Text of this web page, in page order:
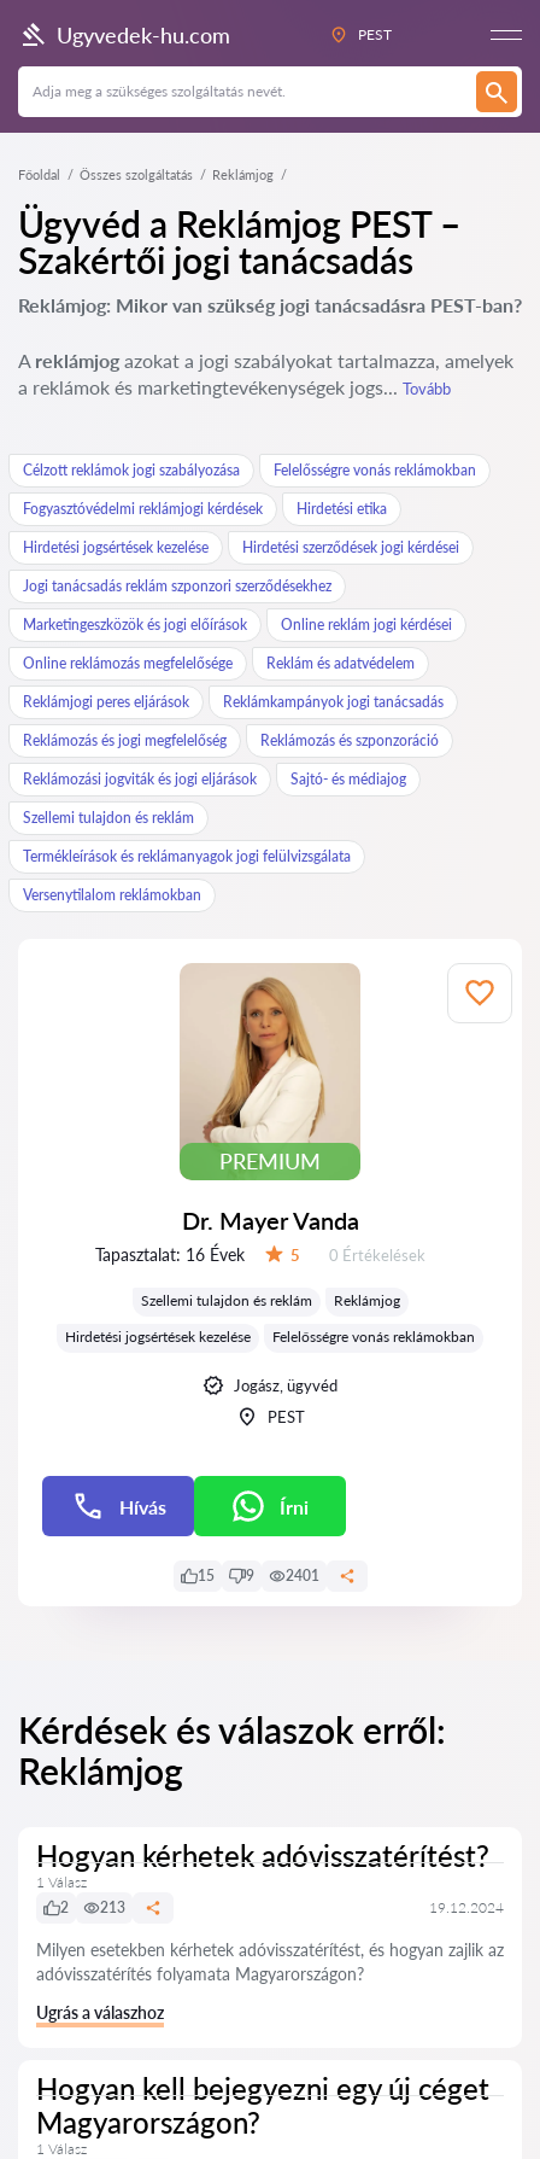
Ugyvedek-hu.com PEST
Főoldal Összes szolgáltatás Reklámjog
Ügyvéd a Reklámjog PEST –
Szakértői jogi tanácsadás
Reklámjog: Mikor van szükség jogi tanácsadásra PEST-ban?
A reklámjogazokat a jogi szabályokat tartalmazza, amelyek
a reklámok és marketingtevékenységek jogs... Tovább
Célzott reklámok jogi szabályozása Felelősségre vonás reklámokban
Fogyasztóvédelmi reklámjogi kérdések Hirdetési etika
Hirdetési jogsértések kezelése Hirdetési szerződések jogi kérdései
Jogi tanácsadás reklám szponzori szerződésekhez
Marketingeszközök és jogi előírások Online reklám jogi kérdései
Online reklámozás megfelelősége Reklám és adatvédelem
Reklámjogi peres eljárások Reklámkampányok jogi tanácsadás
Reklámozás és jogi megfelelőség Reklámozás és szponzoráció
Reklámozási jogviták és jogi eljárások Sajtó- és médiajog
Szellemi tulajdon és reklám
Termékleírások és reklámanyagok jogi felülvizsgálata
Versenytilalom reklámokban
PREMIUM
Dr. Mayer Vanda
Tapasztalat: 16 Évek 5 Értékelések:
0 Értékelések
Szellemi tulajdon és reklám
Reklámjog
Hirdetési jogsértések kezelése
Felelősségre vonás reklámokban
Jogász, ügyvéd
PEST
Hívás Írni
15 9 2401
Kérdések és válaszok erről:
Reklámjog
Hogyan kérhetek adóvisszatérítést?
1 Válasz
2
213 19.12.2024
Milyen esetekben kérhetek adóvisszatérítést, és hogyan zajlik az
adóvisszatérítés folyamata Magyarországon?
Ugrás a válaszhoz
Hogyan kell bejegyezni egy új céget
Magyarországon?
1 Válasz